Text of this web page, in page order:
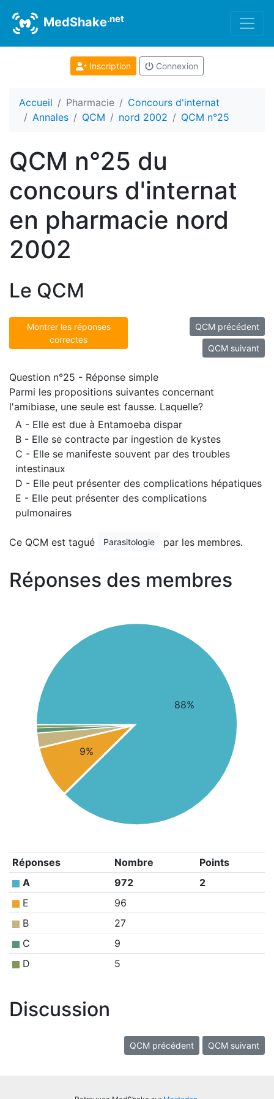
MedShake.net
Inscription Connexion
Accueil Pharmacie
Concours d'internat
Annales
QCM nord 2002 QCM n°25
QCM n°25 du
concours d'internat
en pharmacie nord
2002
Le QCM
Montrer les réponses
correctes
QCM précédent
QCM suivant
Question n°25 - Réponse simple
Parmi les propositions suivantes concernant
l'amibiase, une seule est fausse. Laquelle?
A - Elle est due à Entamoeba dispar
B - Elle se contracte par ingestion de kystes
C - Elle se manifeste souvent par des troubles
intestinaux
D - Elle peut présenter des complications hépatiques
E - Elle peut présenter des complications
pulmonaires
Ce QCM est tagué Parasitologie par les membres.
Réponses des membres
88%
9%
Réponses Nombre
Points
A
972
2
E
96
B
27
C
9
D
5
Discussion
QCM précédent QCM suivant